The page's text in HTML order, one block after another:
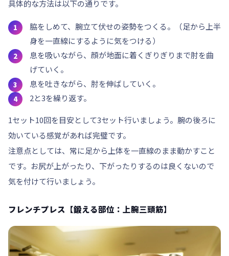
具体的な方法は以下の通りです。
脇をしめて、腕立て伏せの姿勢をつくる。（足から上半
身を一直線にするように気をつける）
息を吸いながら、顔が地面に着くぎりぎりまで肘を曲
げていく。
息を吐きながら、肘を伸ばしていく。
2と3を繰り返す。
1セット10回を目安として3セット行いましょう。腕の後ろに
効いている感覚があれば完璧です。
注意点としては、常に足から上体を一直線のまま動かすこと
です。お尻が上がったり、下がったりするのは良くないので
気を付けて行いましょう。
フレンチプレス【鍛える部位：上腕三頭筋】